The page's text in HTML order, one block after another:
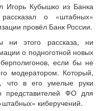
Игорь Кубышко из Банка
о «штабных»
провёл Банк России.
ни этого рассказа, ни
о подноготной новых
если бы не
модератором. Который,
что в его умелые руки
представителей ФО для
киберучений.